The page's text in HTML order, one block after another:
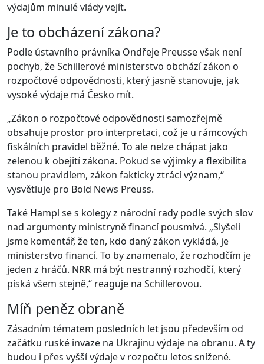
výdajům minulé vlády vejít.
Je to obcházení zákona?
Podle ústavního právníka Ondřeje Preusse však není
pochyb, že Schillerové ministerstvo obchází zákon o
rozpočtové odpovědnosti, který jasně stanovuje, jak
vysoké výdaje má Česko mít.
„Zákon o rozpočtové odpovědnosti samozřejmě
obsahuje prostor pro interpretaci, což je u rámcových
fiskálních pravidel běžné. To ale nelze chápat jako
zelenou k obejití zákona. Pokud se výjimky a flexibilita
stanou pravidlem, zákon fakticky ztrácí význam,“
vysvětluje pro Bold News Preuss.
Také Hampl se s kolegy z národní rady podle svých slov
nad argumenty ministryně financí pousmívá. „Slyšeli
jsme komentář, že ten, kdo daný zákon vykládá, je
ministerstvo financí. To by znamenalo, že rozhodčím je
jeden z hráčů. NRR má být nestranný rozhodčí, který
píská všem stejně,“ reaguje na Schillerovou.
Míň peněz obraně
Zásadním tématem posledních let jsou především od
začátku ruské invaze na Ukrajinu výdaje na obranu. A ty
budou i přes vyšší výdaje v rozpočtu letos snížené.